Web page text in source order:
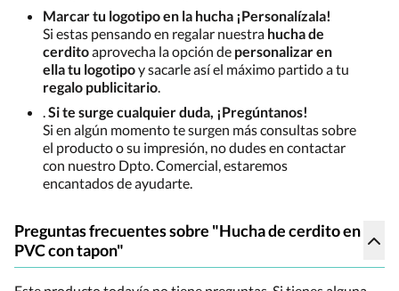
Marcar tu logotipo en la hucha ¡Personalízala!
Si estas pensando en regalar nuestra hucha de
cerditoaprovecha la opción de personalizar en
ella tu logotipoy sacarle así el máximo partido a tu
regalo publicitario.
.Si te surge cualquier duda, ¡Pregúntanos!
Si en algún momento te surgen más consultas sobre
el producto o su impresión, no dudes en contactar
con nuestro Dpto. Comercial, estaremos
encantados de ayudarte.
Preguntas frecuentes sobre "Hucha de cerdito en
PVC con tapon"